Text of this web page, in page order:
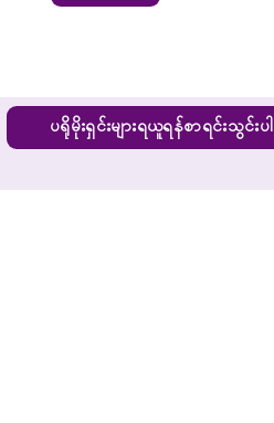
ပရိုမိုးရှင်းများရယူရန်စာရင်းသွင်းပါ